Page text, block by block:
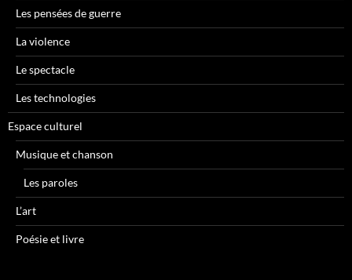
Les pensées de guerre
La violence
Le spectacle
Les technologies
Espace culturel
Musique et chanson
Les paroles
L’art
Poésie et livre